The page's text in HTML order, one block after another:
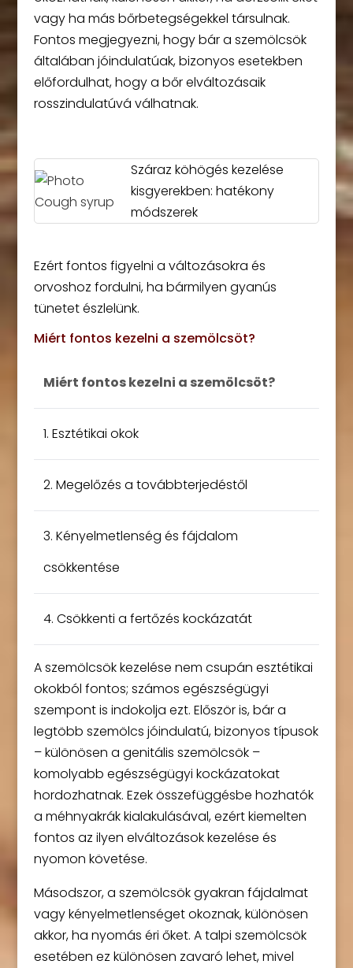
vagy ha más bőrbetegségekkel társulnak.
Fontos megjegyezni, hogy bár a szemölcsök
általában jóindulatúak, bizonyos esetekben
előfordulhat, hogy a bőr elváltozásaik
rosszindulatúvá válhatnak.
Száraz köhögés kezelése
kisgyerekben: hatékony
módszerek
Ezért fontos figyelni a változásokra és
orvoshoz fordulni, ha bármilyen gyanús
tünetet észlelünk.
Miért fontos kezelni a szemölcsöt?
Miért fontos kezelni a szemölcsöt?
1. Esztétikai okok
2. Megelőzés a továbbterjedéstől
3. Kényelmetlenség és fájdalom
csökkentése
4. Csökkenti a fertőzés kockázatát
A szemölcsök kezelése nem csupán esztétikai
okokból fontos; számos egészségügyi
szempont is indokolja ezt. Először is, bár a
legtöbb szemölcs jóindulatú, bizonyos típusok
– különösen a genitális szemölcsök –
komolyabb egészségügyi kockázatokat
hordozhatnak. Ezek összefüggésbe hozhatók
a méhnyakrák kialakulásával, ezért kiemelten
fontos az ilyen elváltozások kezelése és
nyomon követése.
Másodszor, a szemölcsök gyakran fájdalmat
vagy kényelmetlenséget okoznak, különösen
akkor, ha nyomás éri őket. A talpi szemölcsök
esetében ez különösen zavaró lehet, mivel